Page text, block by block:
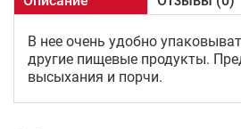
В нее очень удобно
другие пищевые продукты.
высыхания и порчи.